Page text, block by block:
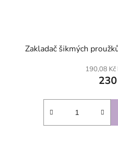
Zakladač šikmých
190,08 Kč